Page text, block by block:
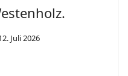
Juli 2026